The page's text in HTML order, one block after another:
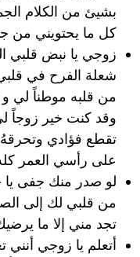
بشيئ من الكلام
كل ما يحتويني من
زوجي يا نبض قلبي
شعلة الفرح في
من قلبه موطناً لي
وقد كنت خير زوجاً
تقطع فؤادي وتحرقهُ
على رأسي العمر
لو صدر منك جفى يا
من قلبي لك إلى
تجد مني إلا ما
أتعلم يا زوجي